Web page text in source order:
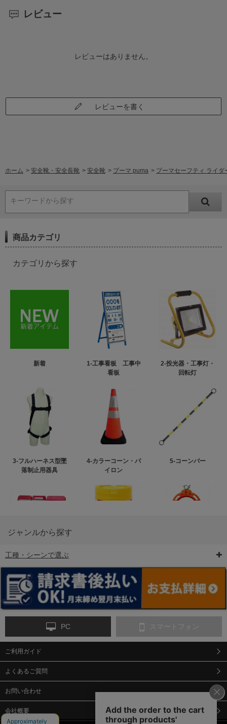
レビュー
レビューはありません。
レビューを書く
ホーム > 安全靴・安全長靴 > 安全靴 > プーマ puma > プーマセーフティ ライ
キーワードから探す
商品カテゴリ
カテゴリから探す
新着
1-工事看板 工事中
看板
2-投光器・工事灯・
回転灯
3-フルハーネス型墜
落制止用器具
4-カラーコーン・パ
イロン
5-コーンバー
6-矢印板/LED矢印板
ンス
9-点字マット・タイ
ジャンルから探す
工種・シーンで選ぶ
PC スマートフォン
ご利用ガイド
よくあるご質問
お問い合わせ
会社概要